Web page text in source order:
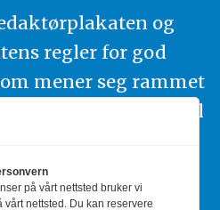
og
regler for god
mener seg rammet
oppfordres til
Du kan
til Pressens Faglige
.
på vårt nettsted bruker vi
nettsted. Du kan reservere